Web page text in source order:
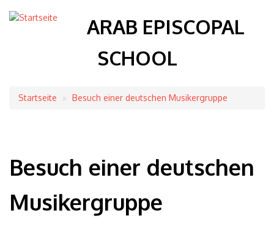
ARAB EPISCOPAL
SCHOOL
Breadcrumb
Startseite Besuch einer deutschen Musikergruppe
Besuch einer deutschen
Musikergruppe